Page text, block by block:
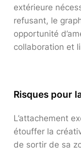
extérieure
refusant, le
opportunité
collaboration et
Risques pour
L’attachement
étouffer la
de sortir de sa